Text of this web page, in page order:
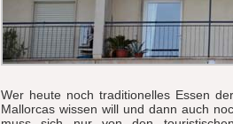
Wer heute noch traditionelles Essen
Mallorcas wissen will und dann auch